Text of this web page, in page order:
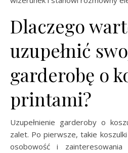
Dlaczego
uzupełnić
garderobę o
printami?
Uzupełnienie garderoby o
zalet. Po pierwsze, takie
osobowość i